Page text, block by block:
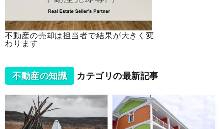
不動産の売却は担当者で結果が大きく変
わります
不動産の知識 カテゴリの最新記事